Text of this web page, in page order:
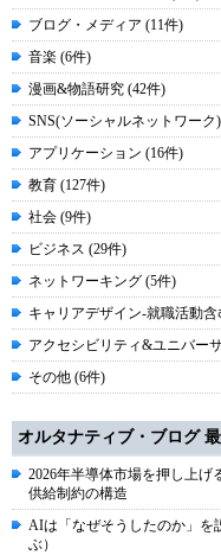
ブログ・メディア (11件)
音楽 (6件)
漫画&物語研究 (42件)
SNS(ソーシャルネットワーク
アプリケーション (16件)
教育 (127件)
社会 (9件)
ビジネス (29件)
ネットワーキング (5件)
キャリアデザイン-就職活動含
アクセシビリティ&ユニバー
その他 (6件)
オルタナティブ・ブログ
2026年半導体市場を押し上
供給制約の構造
AIは「なぜそうしたのか」を
ぶ）